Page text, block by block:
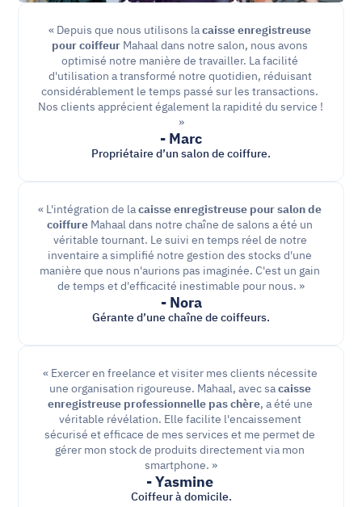
« Depuis que nous utilisons la caisse enregistreuse
pour coiffeur Mahaal dans notre salon, nous avons
optimisé notre manière de travailler. La facilité
d'utilisation a transformé notre quotidien, réduisant
considérablement le temps passé sur les transactions.
Nos clients apprécient également la rapidité du service !
»
- Marc
Propriétaire d’un salon de coiffure.
« L'intégration de la caisse enregistreuse pour salon de
coiffure Mahaal dans notre chaîne de salons a été un
véritable tournant. Le suivi en temps réel de notre
inventaire a simplifié notre gestion des stocks d'une
manière que nous n'aurions pas imaginée. C'est un gain
de temps et d'efficacité inestimable pour nous. »
- Nora
Gérante d’une chaîne de coiffeurs.
« Exercer en freelance et visiter mes clients nécessite
une organisation rigoureuse. Mahaal, avec sa caisse
enregistreuse professionnelle pas chère, a été une
véritable révélation. Elle facilite l'encaissement
sécurisé et efficace de mes services et me permet de
gérer mon stock de produits directement via mon
smartphone. »
- Yasmine
Coiffeur à domicile.